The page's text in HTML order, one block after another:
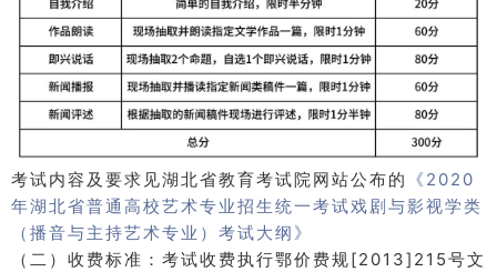
考试内容及要求见湖北省教育考试院网站公布的 《2020
年湖北省普通高校艺术专业招生统一考试戏剧与影视学类
（播音与主持艺术专业）考试大纲》
（二）收费标准： 考试收费执行鄂价费规[2013]215号文